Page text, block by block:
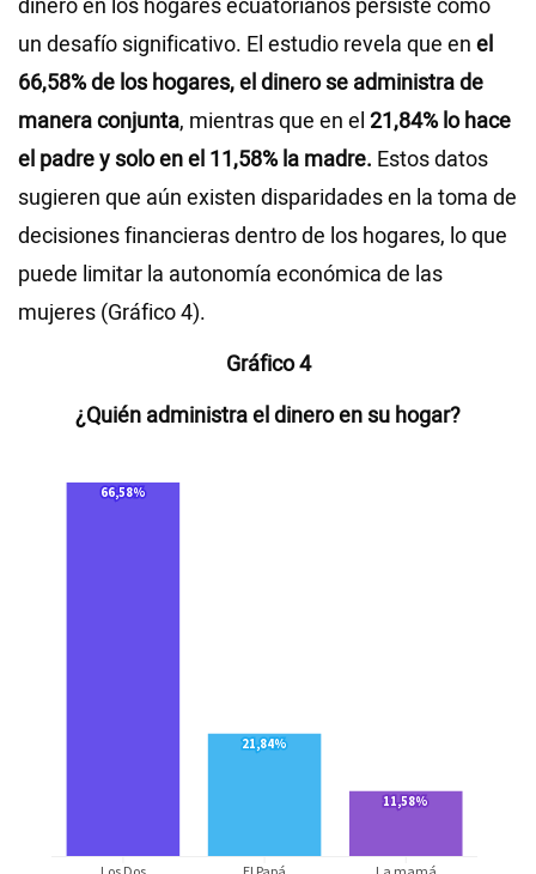
dinero en los hogares ecuatorianos persiste como
un desafío significativo. El estudio revela que en el
66,58% de los hogares, el dinero se administra de
manera conjunta, mientras que en el 21,84% lo hace
el padre y solo en el 11,58% la madre. Estos datos
sugieren que aún existen disparidades en la toma de
decisiones financieras dentro de los hogares, lo que
puede limitar la autonomía económica de las
mujeres (Gráfico 4).
Gráfico 4
¿Quién administra el dinero en su hogar?